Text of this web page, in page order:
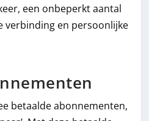
een onbeperkt aantal
verbinding en persoonlijke
betaalde abonnementen,